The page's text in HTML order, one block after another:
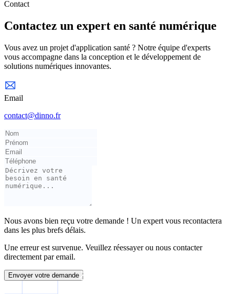
Contact
Contactez un expert en santé numérique
Vous avez un projet d'application santé ? Notre équipe d'experts
vous accompagne dans la conception et le développement de
solutions numériques innovantes.
Email
contact@dinno.fr
Nous avons bien reçu votre demande ! Un expert vous recontactera
dans les plus brefs délais.
Une erreur est survenue. Veuillez réessayer ou nous contacter
directement par email.
Envoyer votre demande